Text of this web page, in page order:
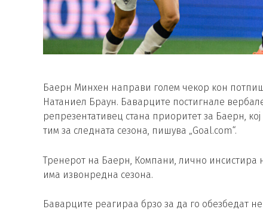
Баерн Минхен направи голем чекор кон
Натаниел Браун. Баварците постигнале
репрезентативец стана приоритет за Баерн,
тим за следната сезона, пишува „Goal.com“.
Тренерот на Баерн, Компани, лично инсистира
има извонредна сезона.
Баварците реагираа брзо за да го обезбедат